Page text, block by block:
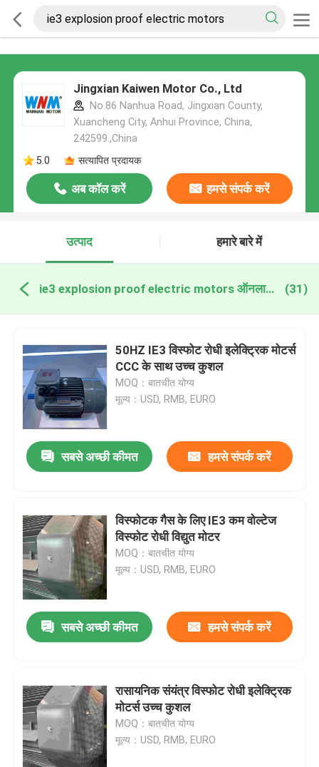
Jingxian Kaiwen Motor Co., Ltd
No.86 Nanhua Road, Jingxian County,
Xuancheng City, Anhui Province, China,
242599.,China
5.0
सत्यापित प्रदायक
अब कॉल करें हमसे संपर्क करें
उत्पाद हमारे बारे में
ie3 explosion proof electric motors ऑनलाइन निर्माण (31)
50HZ IE3 विस्फोट रोधी इलेक्ट्रिक मोटर्स
CCC के साथ उच्च कुशल
MOQ：बातचीत योग्य
मूल्य：USD, RMB, EURO
सबसे अच्छी कीमत हमसे संपर्क करें
विस्फोटक गैस के लिए IE3 कम वोल्टेज
विस्फोट रोधी विद्युत मोटर
MOQ：बातचीत योग्य
मूल्य：USD, RMB, EURO
सबसे अच्छी कीमत हमसे संपर्क करें
रासायनिक संयंत्र विस्फोट रोधी इलेक्ट्रिक
मोटर्स उच्च कुशल
MOQ：बातचीत योग्य
मूल्य：USD, RMB, EURO